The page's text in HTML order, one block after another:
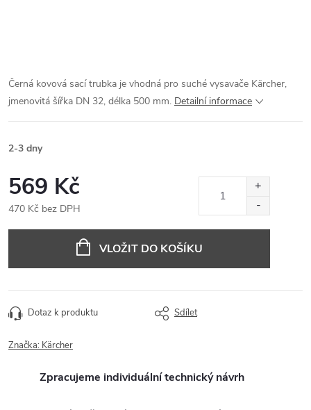
Černá kovová sací trubka je vhodná pro suché vysavače Kärcher,
jmenovitá šířka DN 32, délka 500 mm. Detailní informace
2-3 dny
569 Kč
470 Kč bez DPH
VLOŽIT DO KOŠÍKU
Dotaz k produktu Sdílet
Značka: Kärcher
Zpracujeme individuální technický návrh